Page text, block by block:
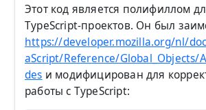
Этот код является полифиллом
TypeScript-проектов. Он был
https://developer.mozilla.org/nl/
aScript/Reference/Global_Objects/
des и модифицирован для
работы с TypeScript: